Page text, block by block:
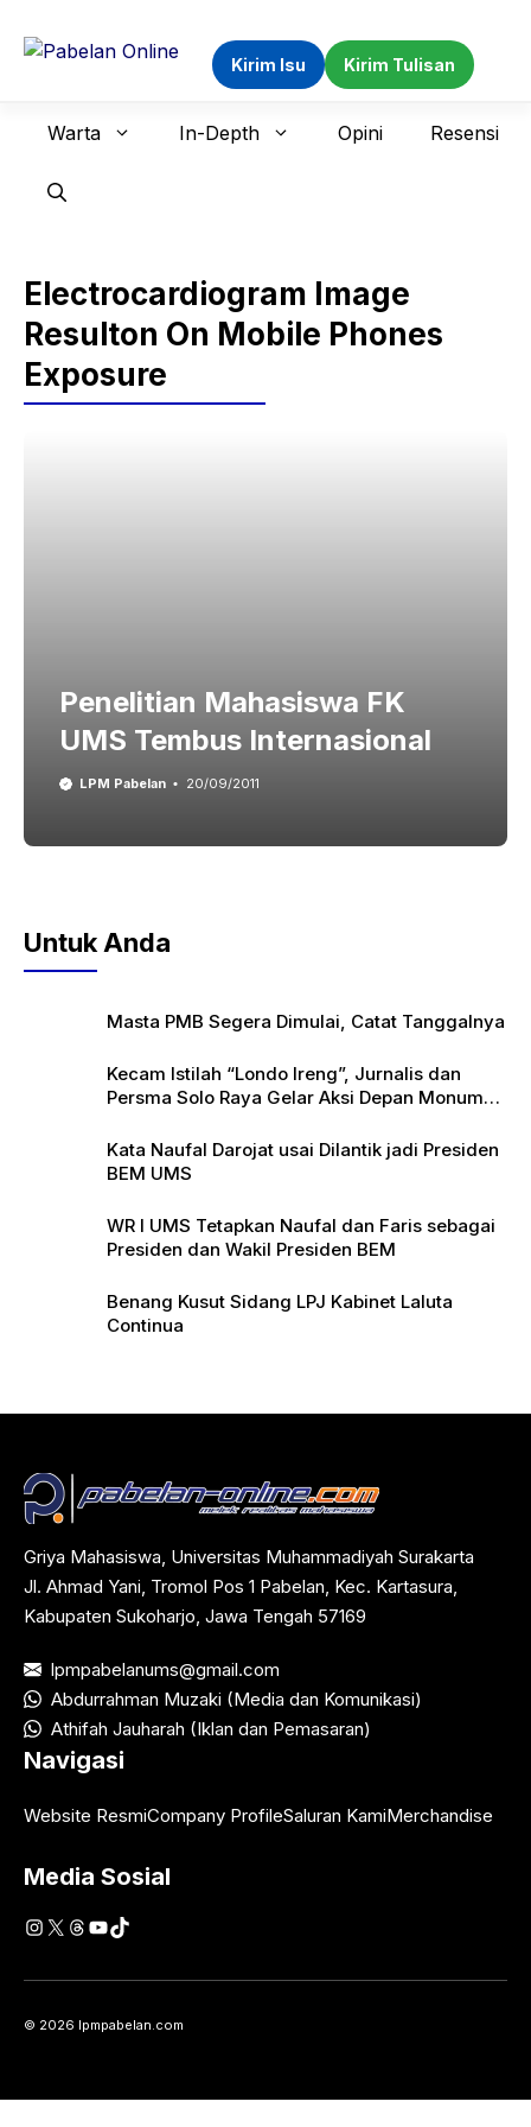
Kirim Isu Kirim Tulisan
Warta In-Depth Opini Resensi
Electrocardiogram Image
Resulton On Mobile Phones
Exposure
Penelitian Mahasiswa FK
UMS Tembus Internasional
LPM Pabelan 20/09/2011
Untuk Anda
Masta PMB Segera Dimulai, Catat Tanggalnya
Kecam Istilah “Londo Ireng”, Jurnalis dan
Persma Solo Raya Gelar Aksi Depan Monumen
Kata Naufal Darojat usai Dilantik jadi Presiden
BEM UMS
WR I UMS Tetapkan Naufal dan Faris sebagai
Presiden dan Wakil Presiden BEM
Benang Kusut Sidang LPJ Kabinet Laluta
Continua
Griya Mahasiswa, Universitas Muhammadiyah Surakarta
Jl. Ahmad Yani, Tromol Pos 1 Pabelan, Kec. Kartasura,
Kabupaten Sukoharjo, Jawa Tengah 57169
lpmpabelanums@gmail.com
Abdurrahman Muzaki (Media dan Komunikasi)
Athifah Jauharah (Iklan dan Pemasaran)
Navigasi
Website ResmiCompany ProfileSaluran KamiMerchandise
Media Sosial
Instagram
X Threads
YouTube
TikTok
© 2026 lpmpabelan.com